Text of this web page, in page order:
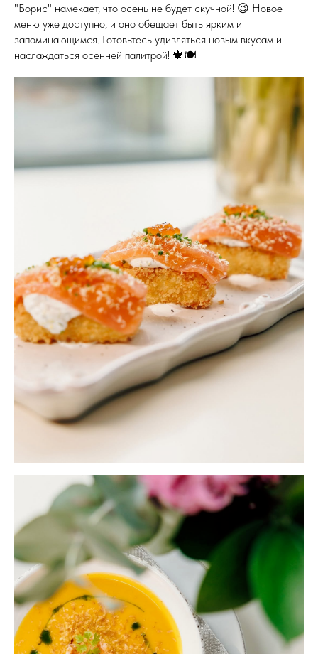
"Борис" намекает, что осень не будет скучной! 😉 Новое
меню уже доступно, и оно обещает быть ярким и
запоминающимся. Готовьтесь удивляться новым вкусам и
наслаждаться осенней палитрой! 🍁🍽️